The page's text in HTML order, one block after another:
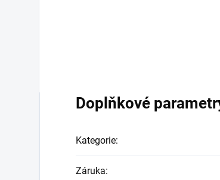
Doplňkové
Kategorie:
Záruka: